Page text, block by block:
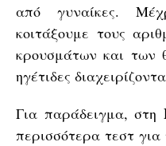
από γυναίκες.
κοιτάξουμε τους
κρουσμάτων και των
ηγέτιδες
Για παράδειγμα, στη
περισσότερα τεστ